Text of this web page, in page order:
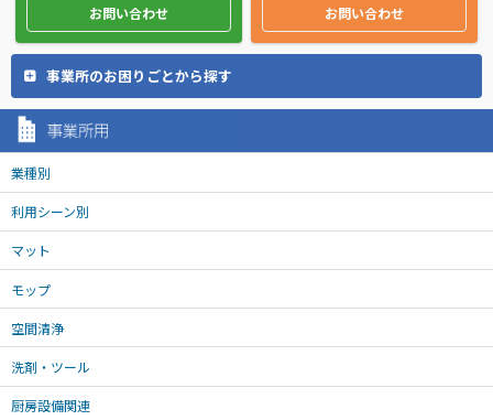
お問い合わせ お問い合わせ
事業所のお困りごとから探す
業種別
利用シーン別
マット
モップ
空間清浄
洗剤・ツール
厨房設備関連